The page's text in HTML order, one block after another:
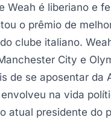
Weah é liberiano e
o prêmio de
clube italiano.
City e
de se aposentar da
na vida
atual presidente do